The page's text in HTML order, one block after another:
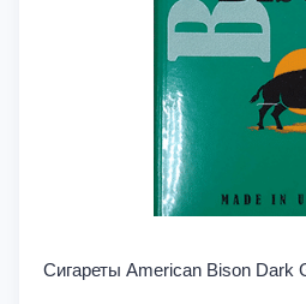
Сигареты American Bison Dark